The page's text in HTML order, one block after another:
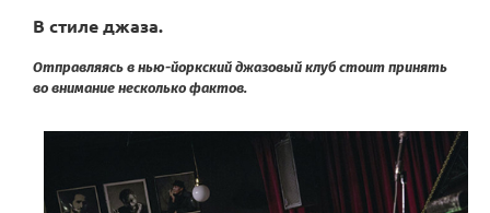
В стиле джаза.
Отправляясь в нью-йоркский джазовый клуб стоит принять
во внимание несколько фактов.